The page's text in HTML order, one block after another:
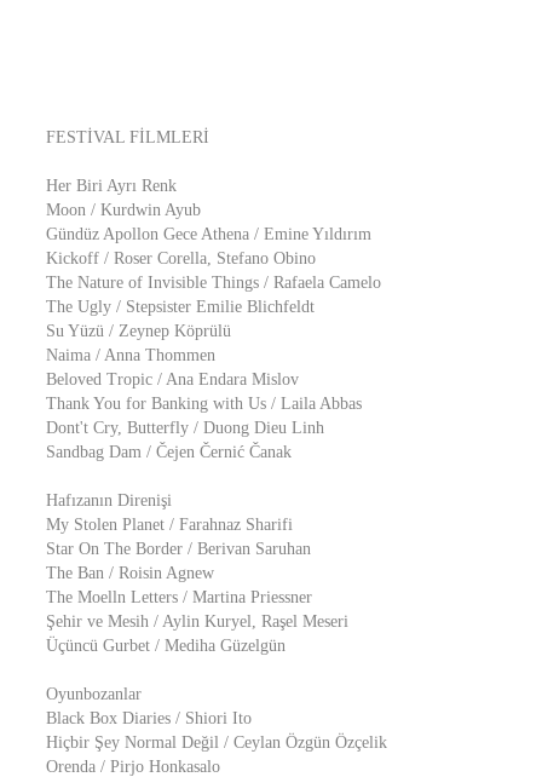
FESTİVAL FİLMLERİ
Her Biri Ayrı Renk
Moon / Kurdwin Ayub
Gündüz Apollon Gece Athena / Emine Yıldırım
Kickoff / Roser Corella, Stefano Obino
The Nature of Invisible Things / Rafaela Camelo
The Ugly / Stepsister Emilie Blichfeldt
Su Yüzü / Zeynep Köprülü
Naima / Anna Thommen
Beloved Tropic / Ana Endara Mislov
Thank You for Banking with Us / Laila Abbas
Dont't Cry, Butterfly / Duong Dieu Linh
Sandbag Dam / Čejen Černić Čanak
Hafızanın Direnişi
My Stolen Planet / Farahnaz Sharifi
Star On The Border / Berivan Saruhan
The Ban / Roisin Agnew
The Moelln Letters / Martina Priessner
Şehir ve Mesih / Aylin Kuryel, Raşel Meseri
Üçüncü Gurbet / Mediha Güzelgün
Oyunbozanlar
Black Box Diaries / Shiori Ito
Hiçbir Şey Normal Değil / Ceylan Özgün Özçelik
Orenda / Pirjo Honkasalo